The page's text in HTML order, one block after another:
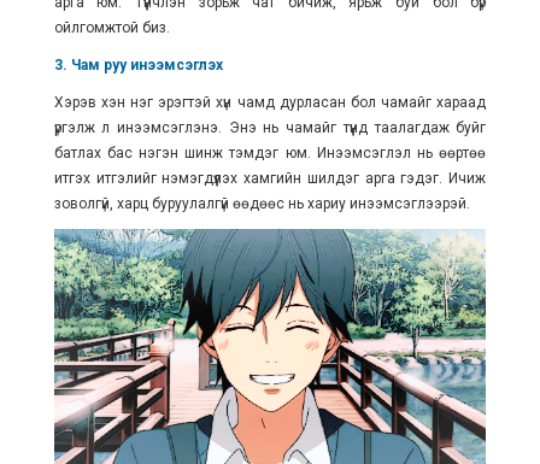
ойлгомжтой биз.
3. Чам руу инээмсэглэх
Хэрэв хэн нэг эрэгтэй хүн чамд дурласан бол чамайг хараад
үргэлж л инээмсэглэнэ. Энэ нь чамайг түүнд таалагдаж буйг
батлах бас нэгэн шинж тэмдэг юм. Инээмсэглэл нь өөртөө
итгэх итгэлийг нэмэгдүүлэх хамгийн шилдэг арга гэдэг. Ичиж
зоволгүй, харц буруулалгүй өөдөөс нь хариу инээмсэглээрэй.